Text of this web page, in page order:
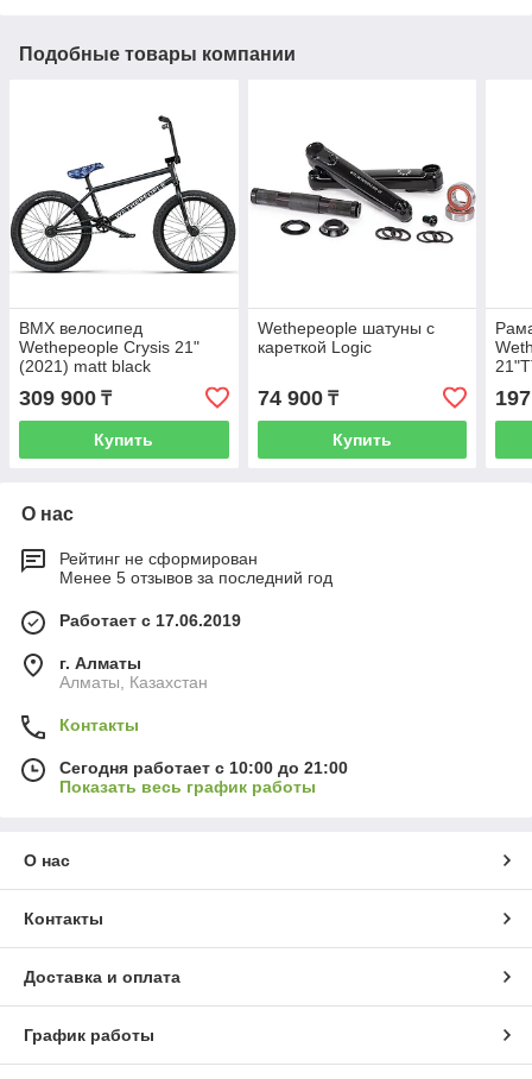
Подобные товары компании
BMX велосипед
Wethepeople Crysis 21"
(2021) matt black
309 900 ₸
Купить
Wethepeople шатуны с
кареткой Logic
74 900₸
Купить
О нас
Рейтинг не сформирован
Менее 5 отзывов за последний год
Работает с 17.06.2019
г. Алматы
Алматы, Казахстан
Контакты
Сегодня работает с 10:00 до 21:00
Показать весь график работы
О нас
Контакты
Доставка и оплата
График работы